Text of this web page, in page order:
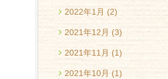
2022年1月 (2)
2021年12月 (3)
2021年11月 (1)
2021年10月 (1)